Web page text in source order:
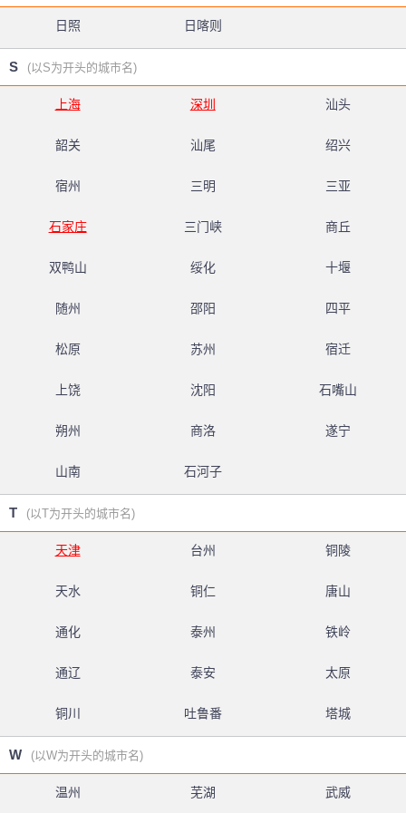
日照 日喀则
S (以S为开头的城市名)
上海 深圳 汕头
韶关 汕尾 绍兴
宿州 三明 三亚
石家庄 三门峡 商丘
双鸭山 绥化 十堰
随州 邵阳 四平
松原 苏州 宿迁
上饶 沈阳 石嘴山
朔州 商洛 遂宁
山南 石河子
T (以T为开头的城市名)
天津 台州 铜陵
天水 铜仁 唐山
通化 泰州 铁岭
通辽 泰安 太原
铜川 吐鲁番 塔城
W (以W为开头的城市名)
温州 芜湖 武威